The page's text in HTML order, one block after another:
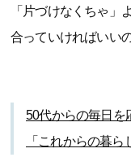
「片づけなくちゃ」
合っていければいい
50代からの毎日を
「これからの暮